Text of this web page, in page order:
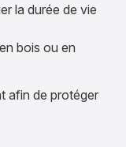
la durée de vie
bois ou en
afin de protéger